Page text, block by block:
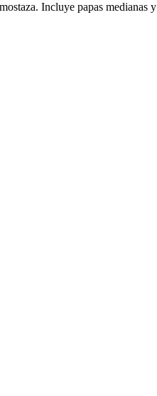
Incluye papas medianas y